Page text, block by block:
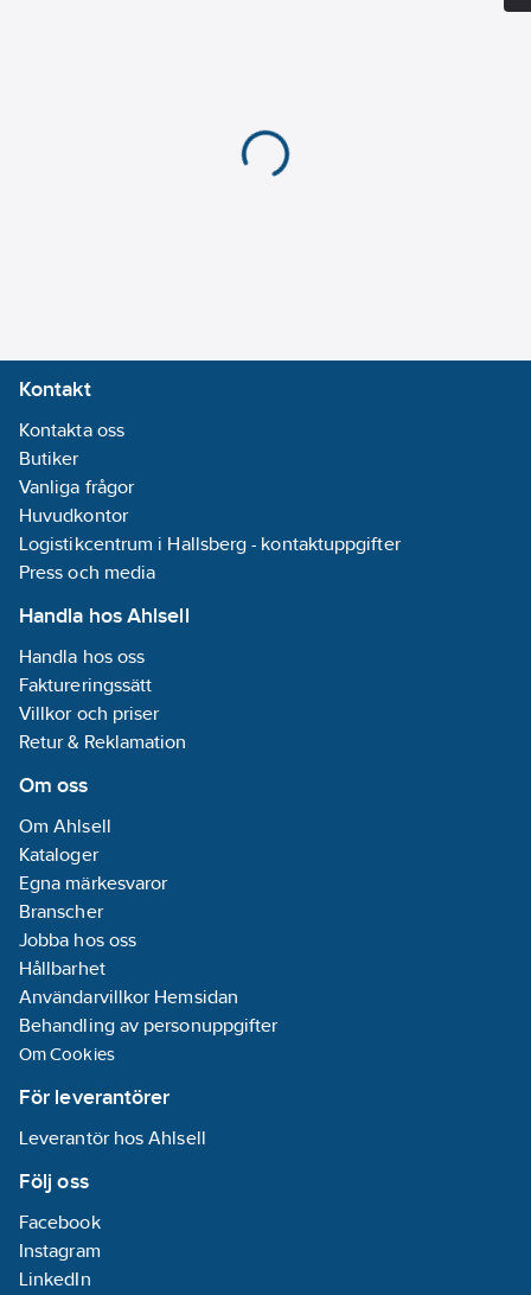
Kontakt
Kontakta oss
Butiker
Vanliga frågor
Huvudkontor
Logistikcentrum i Hallsberg - kontaktuppgifter
Press och media
Handla hos Ahlsell
Handla hos oss
Faktureringssätt
Villkor och priser
Retur & Reklamation
Om oss
Om Ahlsell
Kataloger
Egna märkesvaror
Branscher
Jobba hos oss
Hållbarhet
Användarvillkor Hemsidan
Behandling av personuppgifter
Om Cookies
För leverantörer
Leverantör hos Ahlsell
Följ oss
Facebook
Instagram
LinkedIn